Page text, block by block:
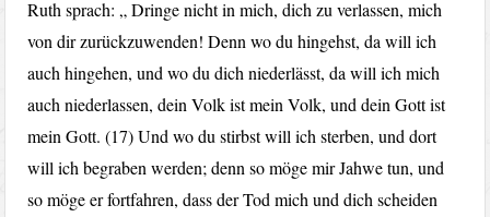
Ruth sprach: „ Dringe nicht in mich, dich zu verlassen, mich
von dir zurückzuwenden! Denn wo du hingehst, da will ich
auch hingehen, und wo du dich niederlässt, da will ich mich
auch niederlassen, dein Volk ist mein Volk, und dein Gott ist
mein Gott. (17) Und wo du stirbst will ich sterben, und dort
will ich begraben werden; denn so möge mir Jahwe tun, und
so möge er fortfahren, dass der Tod mich und dich scheiden